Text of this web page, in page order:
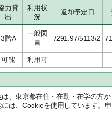
力貸
出
利用状
況
返却予定日
3階A
一般図
書
/291.97/5113/2
可能 利用可
は、東京都在住・在勤・在学の方か
は、Cookieを使用しています。